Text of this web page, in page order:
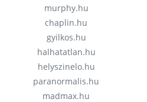
murphy.hu
chaplin.hu
gyilkos.hu
halhatatlan.hu
helyszinelo.hu
paranormalis.hu
madmax.hu